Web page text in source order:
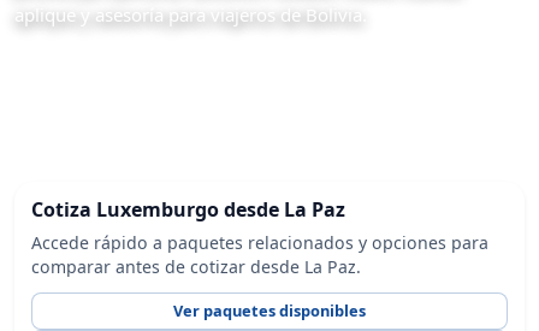
aplique y asesoría para viajeros de Bolivia.
Cotiza Luxemburgo desde La Paz
Accede rápido a paquetes relacionados y opciones para
comparar antes de cotizar desde La Paz.
Ver paquetes disponibles